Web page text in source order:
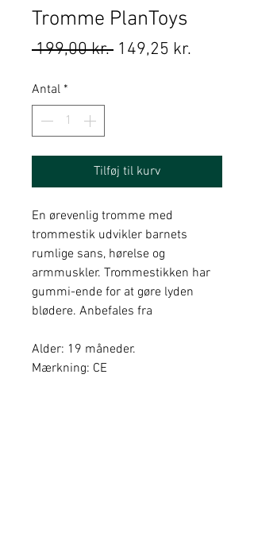
Tromme PlanToys
199,00 kr. Regulær
149,25 kr.
Antal *
Tilføj til kurv
En ørevenlig tromme med
trommestik udvikler barnets
rumlige sans, hørelse og
armmuskler. Trommestikken har
gummi-ende for at gøre lyden
blødere. Anbefales fra
Alder: 19 måneder.
Mærkning: CE